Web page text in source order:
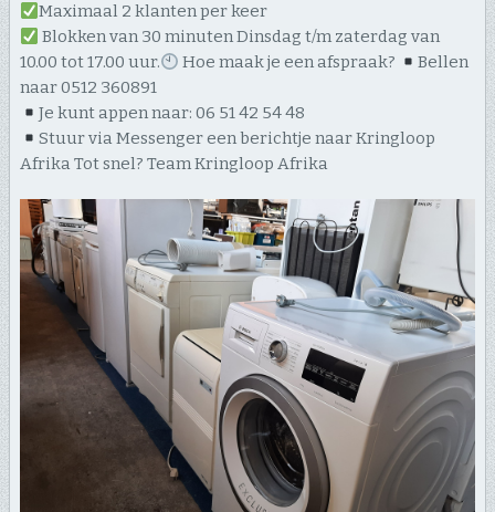
Maximaal 2 klanten per keer
Blokken van 30 minuten Dinsdag t/m zaterdag van
10.00 tot 17.00 uur.
Hoe maak je een afspraak?
Bellen
naar 0512 360891
Je kunt appen naar: 06 51 42 54 48
Stuur via Messenger een berichtje naar Kringloop
Afrika Tot snel? Team Kringloop Afrika